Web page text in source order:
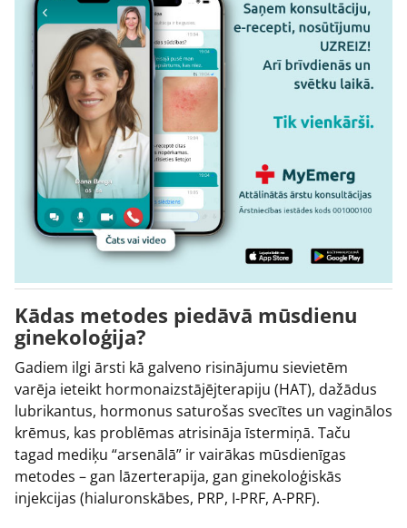
Kādas metodes piedāvā mūsdienu
ginekoloģija?
Gadiem ilgi ārsti kā galveno risinājumu sievietēm
varēja ieteikt hormonaizstājējterapiju (HAT), dažādus
lubrikantus, hormonus saturošas svecītes un vaginālos
krēmus, kas problēmas atrisināja īstermiņā. Taču
tagad mediķu “arsenālā” ir vairākas mūsdienīgas
metodes – gan lāzerterapija, gan ginekoloģiskās
injekcijas (hialuronskābes, PRP, I-PRF, A-PRF).